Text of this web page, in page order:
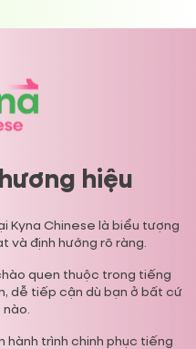
hiệu
Kyna Chinese là biểu tượng
và định hướng rõ ràng.
quen thuộc trong tiếng
dễ tiếp cận dù bạn ở bất cứ
nào.
hành trình chinh phục tiếng